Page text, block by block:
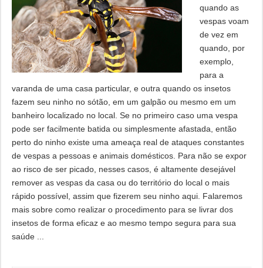
quando as
vespas voam
de vez em
quando, por
exemplo,
para a
varanda de uma casa particular, e outra quando os insetos
fazem seu ninho no sótão, em um galpão ou mesmo em um
banheiro localizado no local. Se no primeiro caso uma vespa
pode ser facilmente batida ou simplesmente afastada, então
perto do ninho existe uma ameaça real de ataques constantes
de vespas a pessoas e animais domésticos. Para não se expor
ao risco de ser picado, nesses casos, é altamente desejável
remover as vespas da casa ou do território do local o mais
rápido possível, assim que fizerem seu ninho aqui. Falaremos
mais sobre como realizar o procedimento para se livrar dos
insetos de forma eficaz e ao mesmo tempo segura para sua
saúde ...